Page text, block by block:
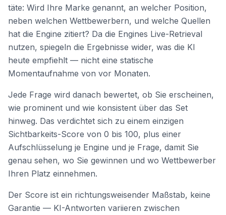
täte: Wird Ihre Marke genannt, an welcher Position,
neben welchen Wettbewerbern, und welche Quellen
hat die Engine zitiert? Da die Engines Live-Retrieval
nutzen, spiegeln die Ergebnisse wider, was die KI
heute empfiehlt — nicht eine statische
Momentaufnahme von vor Monaten.
Jede Frage wird danach bewertet, ob Sie erscheinen,
wie prominent und wie konsistent über das Set
hinweg. Das verdichtet sich zu einem einzigen
Sichtbarkeits-Score von 0 bis 100, plus einer
Aufschlüsselung je Engine und je Frage, damit Sie
genau sehen, wo Sie gewinnen und wo Wettbewerber
Ihren Platz einnehmen.
Der Score ist ein richtungsweisender Maßstab, keine
Garantie — KI-Antworten variieren zwischen